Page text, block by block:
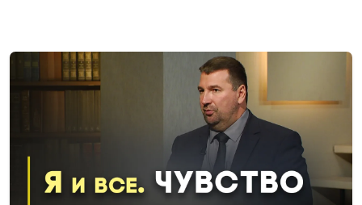
свободы
Капелланы и
Валерий Малышев,
Олег Гончаров, член
Совета при
Президенте РФ по
взаимодействию с
религиозными
#201009